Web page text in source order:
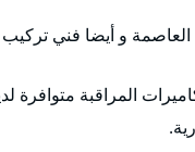
و أيضا فني تركيب
المراقبة متوافرة